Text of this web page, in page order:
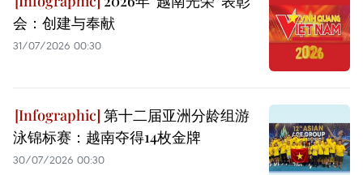
会：创建与奉献
31/07/2026 00:30
第十二届亚洲分龄组游
泳锦标赛：越南夺得14枚金牌
30/07/2026 00:30